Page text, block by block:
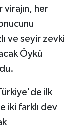
virajın, her
ve seyir zevki
Öykü
ilk
iki farklı dev